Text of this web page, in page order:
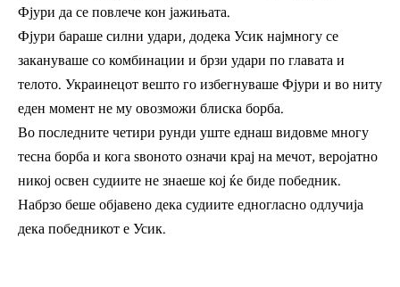
Фјури да се повлече кон јажињата.
Фјури бараше силни удари, додека Усик најмногу се
закануваше со комбинации и брзи удари по главата и
телото. Украинецот вешто го избегнуваше Фјури и во ниту
еден момент не му овозможи блиска борба.
Во последните четири рунди уште еднаш видовме многу
тесна борба и кога ѕвоното означи крај на мечот, веројатно
никој освен судиите не знаеше кој ќе биде победник.
Набрзо беше објавено дека судиите едногласно одлучија
дека победникот е Усик.